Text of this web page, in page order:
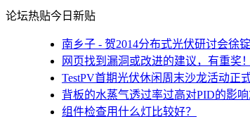
论坛热贴今日新贴
南乡子 - 贺2014分布式光伏研讨会徐
网页找到漏洞或改进的建议，有重奖
TestPV首期光伏休闲周末沙龙活动正
背板的水蒸气透过率过高对PID的影
组件检查用什么灯比较好？